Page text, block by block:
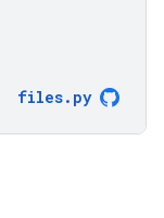
files. py